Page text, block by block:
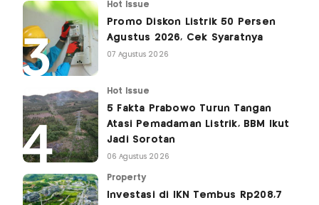
Hot Issue
Promo Diskon Listrik 50 Persen
Agustus 2026, Cek Syaratnya
07 Agustus 2026
Hot Issue
5 Fakta Prabowo Turun Tangan
Atasi Pemadaman Listrik, BBM Ikut
Jadi Sorotan
06 Agustus 2026
Property
Investasi di IKN Tembus Rp208,7